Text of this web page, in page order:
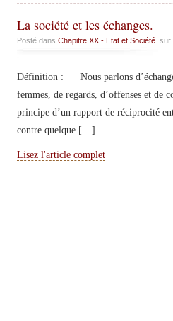
La société et les échanges.
Posté dans Chapitre XX - Etat et Société. sur
Définition : Nous parlons d’échange
femmes, de regards, d’offenses et
principe d’un rapport de réciprocité
contre quelque […]
Lisez l'article complet